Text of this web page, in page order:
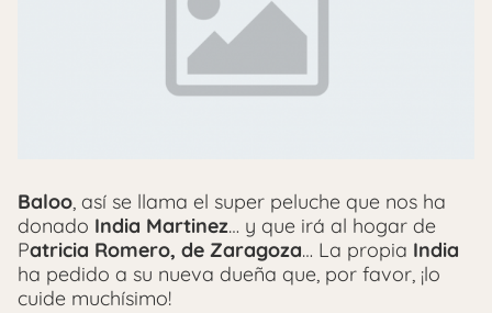
Baloo, así se llama el super peluche que nos ha
donado India Martinez… y que irá al hogar de
Patricia Romero, de Zaragoza… La propia India
ha pedido a su nueva dueña que, por favor, ¡lo
cuide muchísimo!